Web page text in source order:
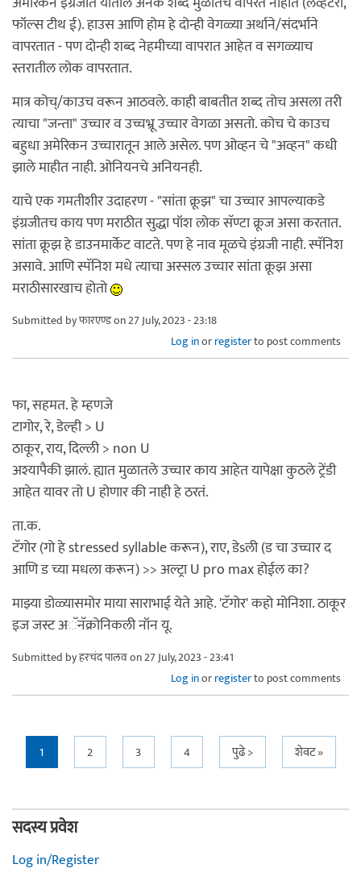
फॉल्स टीथ ई). हाउस आणि होम हे दोन्ही वेगळ्या अर्थाने/संदर्भाने
वापरतात - पण दोन्ही शब्द नेहमीच्या वापरात आहेत व सगळ्याच
स्तरातील लोक वापरतात.
मात्र कोच्/काउच वरून आठवले. काही बाबतीत शब्द तोच असला तरी
त्याचा "जन्ता" उच्चार व उच्चभ्रू उच्चार वेगळा असतो. कोच चे काउच
बहुधा अमेरिकन उच्चारातून आले असेल. पण ओव्हन चे "अव्हन" कधी
झाले माहीत नाही. ओनियनचे अनियनही.
याचे एक गमतीशीर उदाहरण - "सांता क्रूझ" चा उच्चार आपल्याकडे
इंग्रजीतच काय पण मराठीत सुद्धा पॉश लोक सॅण्टा क्रूज असा करतात.
सांता क्रूझ हे डाउनमार्केट वाटते. पण हे नाव मूळचे इंग्रजी नाही. स्पॅनिश
असावे. आणि स्पॅनिश मधे त्याचा अस्सल उच्चार सांता क्रूझ असा
मराठीसारखाच होतो
Submitted byफारएण्डon 27 July, 2023 - 23:18
Log inorregisterto post comments
फा, सहमत. हे म्हणजे
टागोर, रे, डेल्ही > U
ठाकूर, राय, दिल्ली > non U
अश्यापैकी झालं. ह्यात मुळातले उच्चार काय आहेत यापेक्षा कुठले ट्रेंडी
आहेत यावर तो U होणार की नाही हे ठरतं.
ता.क.
टॅगोर (गो हे stressed syllable करून), राए, डेsली (ड चा उच्चार द
आणि ड च्या मधला करून) >> अल्ट्रा U pro max होईल का?
माझ्या डोळ्यासमोर माया साराभाई येते आहे. 'टॅगोर' कहो मोनिशा. ठाकूर
इज जस्ट अॅनॅक्रोनिकली नॉन यू.
Submitted byहरचंद पालवon 27 July, 2023 - 23:41
Log inorregisterto post comments
Pages
1 2 3 4 पुढे > शेवट »
सदस्य प्रवेश
Log in/Register